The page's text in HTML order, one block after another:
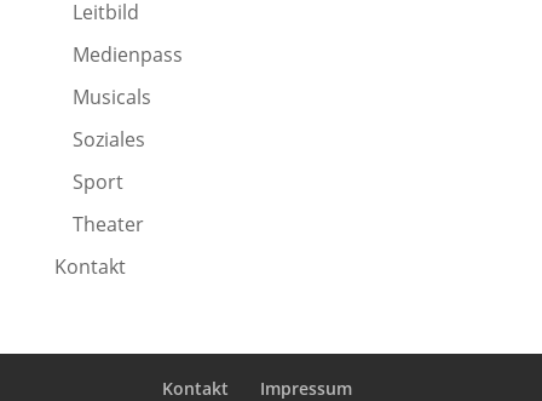
Leitbild
Medienpass
Musicals
Soziales
Sport
Theater
Kontakt
Kontakt Impressum